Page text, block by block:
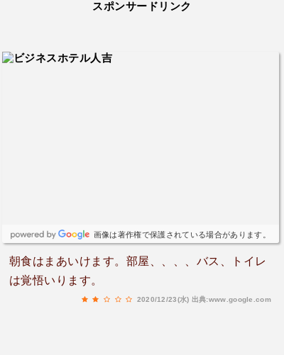
スポンサードリンク
画像は著作権で保護されている場合があります。
朝食はまあいけます。部屋、、、、バス、トイレ
は覚悟いります。
2020/12/23(水) 出典:www.google.com